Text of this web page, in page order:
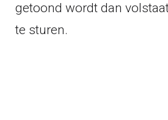
getoond wordt dan
te sturen.